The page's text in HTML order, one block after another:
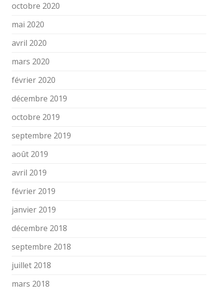
octobre 2020
mai 2020
avril 2020
mars 2020
février 2020
décembre 2019
octobre 2019
septembre 2019
août 2019
avril 2019
février 2019
janvier 2019
décembre 2018
septembre 2018
juillet 2018
mars 2018